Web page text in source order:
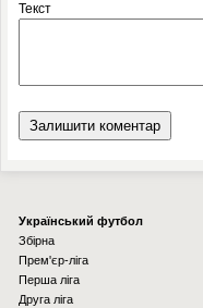
Текст
Українcький футбол
Збірна
Прем'єр-ліга
Перша ліга
Друга ліга